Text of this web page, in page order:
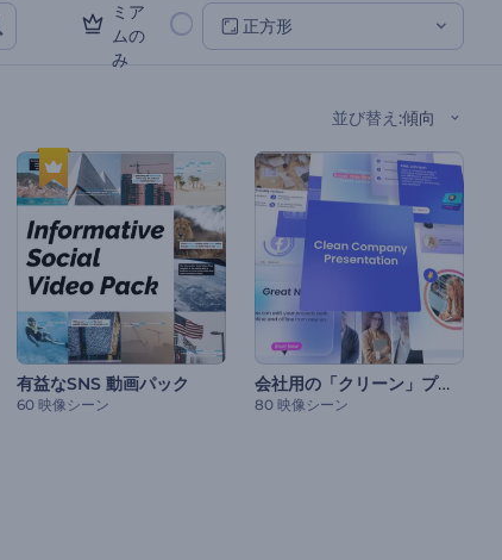
ミア
ムの
み
正方形
並び替え :傾向
有益なSNS 動画パック
60 映像シーン
会社用の「クリーン」プレゼンテーション
80 映像シーン